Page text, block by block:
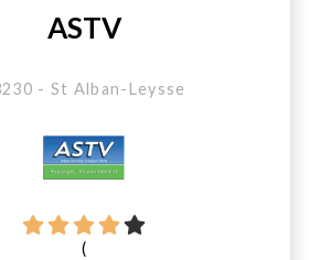
ASTV
- St Alban-Leysse
(